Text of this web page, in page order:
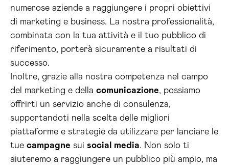
numerose aziende a raggiungere i propri obiettivi
di marketing e business. La nostra professionalità,
combinata con la tua attività e il tuo pubblico di
riferimento, porterà sicuramente a risultati di
successo.
Inoltre, grazie alla nostra competenza nel campo
del marketing e della comunicazione, possiamo
offrirti un servizio anche di consulenza,
supportandoti nella scelta delle migliori
piattaforme e strategie da utilizzare per lanciare le
tue campagne sui social media. Non solo ti
aiuteremo a raggiungere un pubblico più ampio, ma